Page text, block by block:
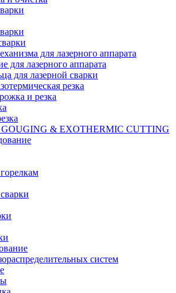
для лазерного аппарата
для лазерного аппарата
для лазерной сварки
резка
и резка
GOUGING & EXOTHERMIC CUTTING
систем